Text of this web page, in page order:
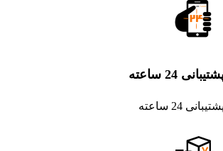
24 ساعته
24 ساعته